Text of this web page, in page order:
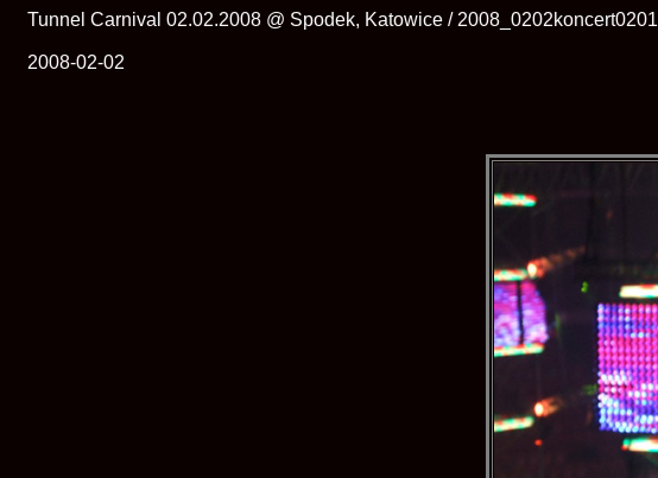
Tunnel Carnival 02.02.2008 @ Spodek, Katowice / 2008_0202koncert0201
2008-02-02